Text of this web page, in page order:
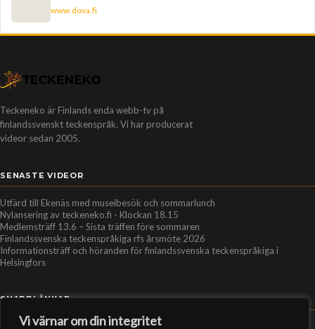
Vi värnar om din integritet
www.dova.fi
Teckeneko är Finlands enda webb-tv på
finlandssvenskt teckenspråk. Vi har producerat
videor sedan 2005.
SENASTE VIDEOR
Utfärd till Ekenäs med museibesök och sommarlunch
Nylansering av teckeneko.fi - Klockan 18.15
Medlemsträff 13.6 – Sista träffen före sommaren
Finlandssvenska teckenspråkiga rfs årsmöte 2026
Informationsträff och höranden för finlandssvenska teckenspråkiga i
Helsingfors
SNABBLÄNKAR